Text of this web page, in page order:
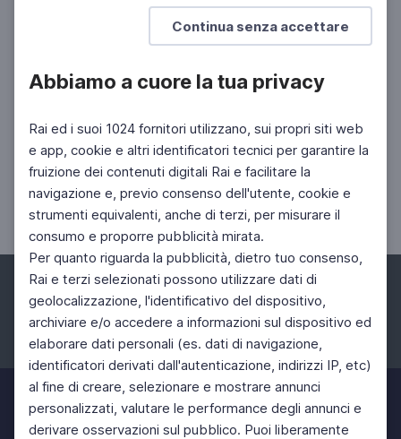
Continua senza accettare
Abbiamo a cuore la tua privacy
Rai ed i suoi 1024 fornitori utilizzano, sui propri siti web
e app, cookie e altri identificatori tecnici per garantire la
fruizione dei contenuti digitali Rai e facilitare la
navigazione e, previo consenso dell'utente, cookie e
strumenti equivalenti, anche di terzi, per misurare il
consumo e proporre pubblicità mirata.
Per quanto riguarda la pubblicità, dietro tuo consenso,
Rai e terzi selezionati possono utilizzare dati di
geolocalizzazione, l'identificativo del dispositivo,
archiviare e/o accedere a informazioni sul dispositivo ed
elaborare dati personali (es. dati di navigazione,
identificatori derivati dall'autenticazione, indirizzi IP, etc)
al fine di creare, selezionare e mostrare annunci
personalizzati, valutare le performance degli annunci e
derivare osservazioni sul pubblico. Puoi liberamente
ARTE
Segantini. Una biografia per immagini
Opere in mostra a Bassano del Grappa
Facebook Instagram Twitter